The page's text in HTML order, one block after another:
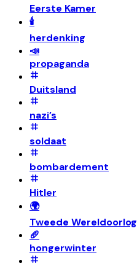
Eerste Kamer
🕯️
herdenking
📣
propaganda
Duitsland
nazi’s
soldaat
bombardement
Hitler
🌍
Tweede Wereldoorlog
🥖
hongerwinter